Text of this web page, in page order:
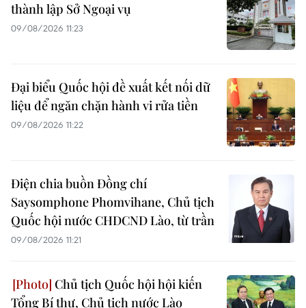
thành lập Sở Ngoại vụ
09/08/2026 11:23
Đại biểu Quốc hội đề xuất kết nối dữ
liệu để ngăn chặn hành vi rửa tiền
09/08/2026 11:22
Điện chia buồn Đồng chí
Saysomphone Phomvihane, Chủ tịch
Quốc hội nước CHDCND Lào, từ trần
09/08/2026 11:21
Chủ tịch Quốc hội hội kiến
Tổng Bí thư, Chủ tịch nước Lào